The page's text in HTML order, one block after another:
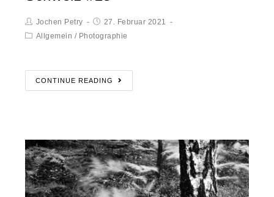
Jochen Petry
27. Februar 2021
Allgemein / Photographie
CONTINUE READING